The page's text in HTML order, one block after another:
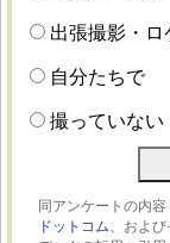
出張撮影・ロ
自分たちで
撮っていない
同アンケートの内容
ドットコム、 および